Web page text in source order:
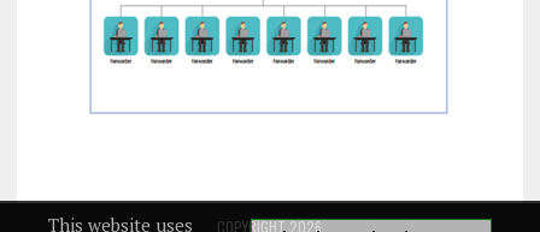
COPYRIGHT 2026
This website uses